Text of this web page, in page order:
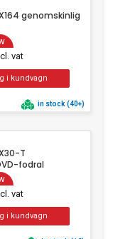
genomskinlig
vat
in stock (40+)
T
fodral
vat